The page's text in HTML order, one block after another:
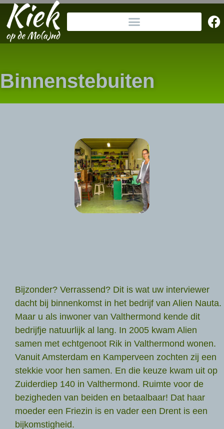
Binnenstebuiten
Bijzonder? Verrassend? Dit is wat uw interviewer
dacht bij binnenkomst in het bedrijf van Alien Nauta.
Maar u als inwoner van Valthermond kende dit
bedrijfje natuurlijk al lang. In 2005 kwam Alien
samen met echtgenoot Rik in Valthermond wonen.
Vanuit Amsterdam en Kamperveen zochten zij een
stekkie voor hen samen. En die keuze kwam uit op
Zuiderdiep 140 in Valthermond. Ruimte voor de
bezigheden van beiden en betaalbaar! Dat haar
moeder een Friezin is en vader een Drent is een
bijkomstigheid.